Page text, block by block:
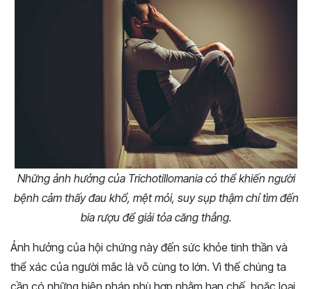
Những ảnh hưởng của Trichotillomania có thể khiến người
bệnh cảm thấy đau khổ, mệt mỏi, suy sụp thậm chí tìm đến
bia rượu để giải tỏa căng thẳng.
Ảnh hưởng của hội chứng này đến sức khỏe tinh thần và
thể xác của người mắc là vô cùng to lớn. Vì thế chúng ta